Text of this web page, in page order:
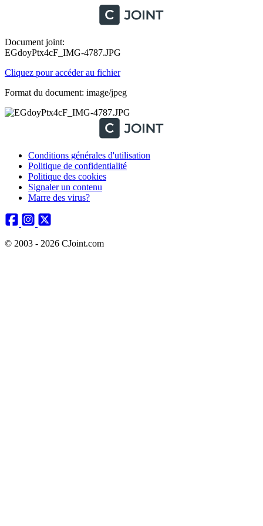
Document joint:
EGdoyPtx4cF_IMG-4787.JPG
Cliquez pour accéder au fichier
Format du document: image/jpeg
Conditions générales d'utilisation
Politique de confidentialité
Politique des cookies
Signaler un contenu
Marre des virus?
© 2003 - 2026 CJoint.com